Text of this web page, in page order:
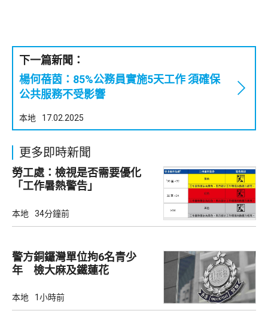
下一篇新聞：
楊何蓓茵：85%公務員實施5天工作 須確保
公共服務不受影響
本地 17.02.2025
更多即時新聞
勞工處：檢視是否需要優化
「工作暑熱警告」
本地 34分鐘前
警方銅鑼灣單位拘6名青少
年 檢大麻及鐵蓮花
本地 1小時前